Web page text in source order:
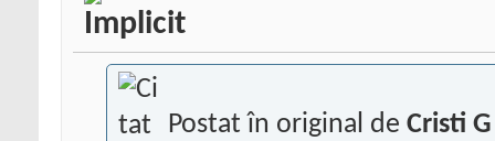
Postat în original de Cristi G